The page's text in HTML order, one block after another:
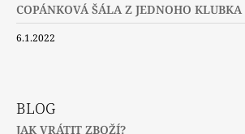
COPÁNKOVÁ ŠÁLA Z JEDNOHO KLUBKA
6.1.2022
BLOG
JAK VRÁTIT ZBOŽÍ?